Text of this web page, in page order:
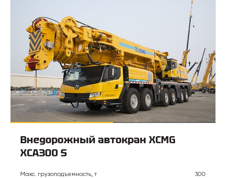
Внедорожный автокран XCMG
XCA300 S
Макс. грузоподъемность, т
300